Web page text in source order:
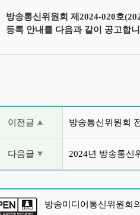
방송통신위원회 제2024-020호
등록 안내를 다음과 같이 공고합
이전글 방송통신위원회
다음글 2024년 방송통신
방송미디어통신위원회